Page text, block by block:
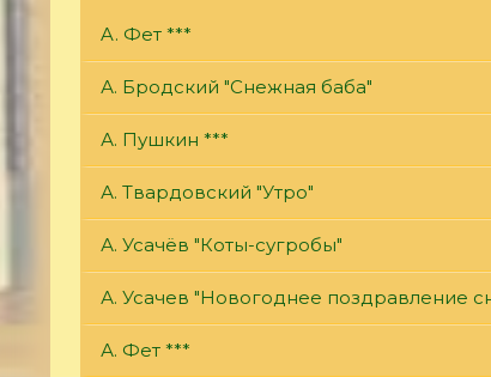
A. Фет ***
А. Бродский "Снежная баба"
А. Пушкин ***
А. Твардовский "Утро"
А. Усачёв "Коты-сугробы"
А. Усачев "Новогоднее поздравление
А. Фет ***